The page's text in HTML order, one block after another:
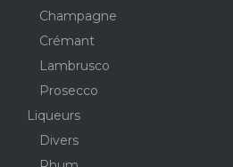
Champagne
Crémant
Lambrusco
Prosecco
Liqueurs
Divers